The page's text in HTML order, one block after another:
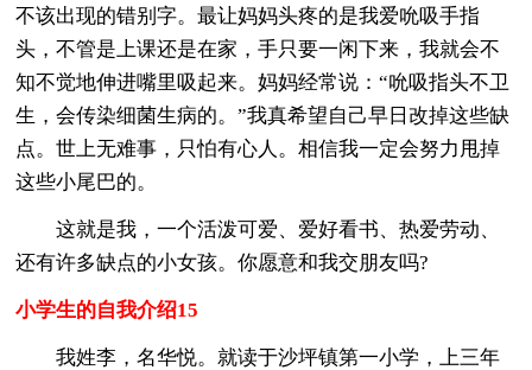
不该出现的错别字。最让妈妈头疼的是我爱吮吸手指
头，不管是上课还是在家，手只要一闲下来，我就会不
知不觉地伸进嘴里吸起来。妈妈经常说：“吮吸指头不卫
生，会传染细菌生病的。”我真希望自己早日改掉这些缺
点。世上无难事，只怕有心人。相信我一定会努力甩掉
这些小尾巴的。
这就是我，一个活泼可爱、爱好看书、热爱劳动、
还有许多缺点的小女孩。你愿意和我交朋友吗?
小学生的自我介绍15
我姓李，名华悦。就读于沙坪镇第一小学，上三年